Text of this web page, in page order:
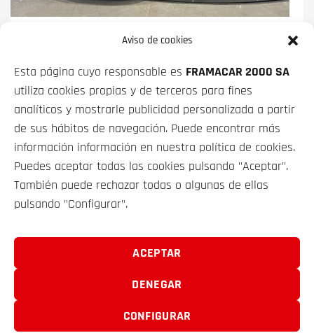
Aviso de cookies
Esta página cuyo responsable es FRAMACAR 2000 SA
utiliza cookies propias y de terceros para fines
analíticos y mostrarle publicidad personalizada a partir
de sus hábitos de navegación. Puede encontrar más
información información en nuestra política de cookies.
Puedes aceptar todas las cookies pulsando "Aceptar".
También puede rechazar todas o algunas de ellas
pulsando "Configurar".
ACEPTAR
DENEGAR
CONFIGURAR
37 900€ desde507€/mes*
VEHÍCULOS
SOBRE NOSOTROS